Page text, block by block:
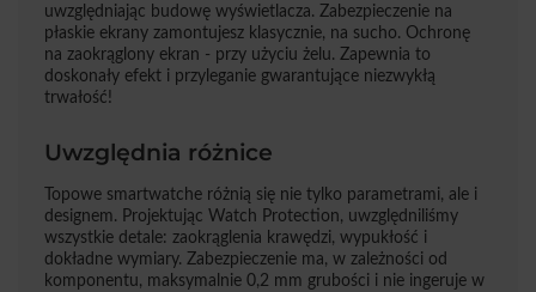
uwzględniając budowę wyświetlacza. Zabezpieczenie na
płaskie ekrany zamontujesz klasycznie, na sucho. Ochronę
na zaokrąglony ekran - przy użyciu żelu. Zapewnia to
doskonały efekt i przyleganie gwarantujące niezwykłą
trwałość!
Uwzględnia różnice
Topowe smartwatche różnią się nie tylko parametrami, ale i
designem. Projektując Watch Protection, uwzględniliśmy
wszystkie detale: zaokrąglenia krawędzi, wypukłość i
dokładne wymiary. Zabezpieczenie ma, w zależności od
komponentu, maksymalnie 0,2 mm grubości i nie ingeruje w